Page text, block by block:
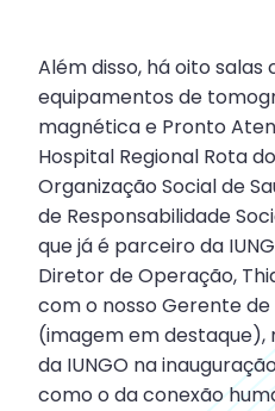
Além disso, há oito salas
equipamentos de
magnética e Pronto
Hospital Regional Rota
Organização Social de
de Responsabilidade
que já é parceiro da
Diretor de Operação,
com o nosso Gerente de
(imagem em
da IUNGO na
como o da conexão